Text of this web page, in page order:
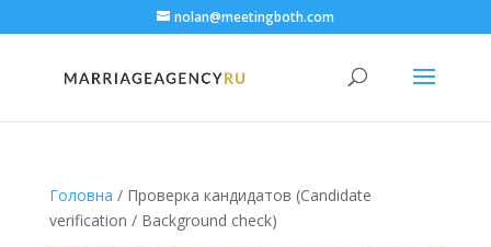
nolan@meetingboth.com
Головна / Проверка кандидатов (Candidate
verification / Background check)